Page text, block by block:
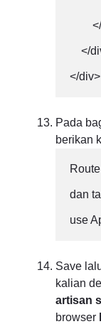
</
</
</div>
Pada
berikan
dan
use
Save
kalian
artisan
browser